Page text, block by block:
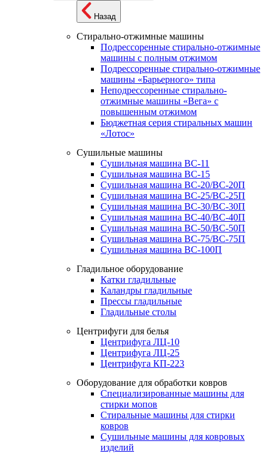
Назад
Стирально-отжимные машины
Подрессоренные стирально-отжимные
машины с полным отжимом
Подрессоренные стирально-отжимные
машины «Барьерного» типа
Неподрессоренные стирально-
отжимные машины «Вега» с
повышенным отжимом
Бюджетная серия стиральных машин
«Лотос»
Сушильные машины
Сушильная машина ВС-11
Сушильная машина ВС-15
Сушильная машина ВС-20/ВС-20П
Сушильная машина ВС-25/ВС-25П
Сушильная машина ВС-30/ВС-30П
Сушильная машина ВС-40/ВС-40П
Сушильная машина ВС-50/ВС-50П
Сушильная машина ВС-75/ВС-75П
Сушильная машина ВС-100П
Гладильное оборудование
Катки гладильные
Каландры гладильные
Прессы гладильные
Гладильные столы
Центрифуги для белья
Центрифуга ЛЦ-10
Центрифуга ЛЦ-25
Центрифуга КП-223
Оборудование для обработки ковров
Специализированные машины для
стирки мопов
Стиральные машины для стирки
ковров
Сушильные машины для ковровых
изделий